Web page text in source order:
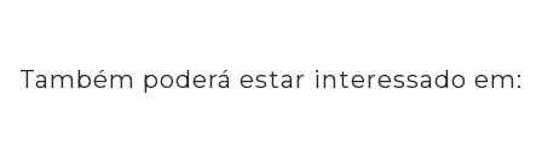
Também poderá estar interessado em: